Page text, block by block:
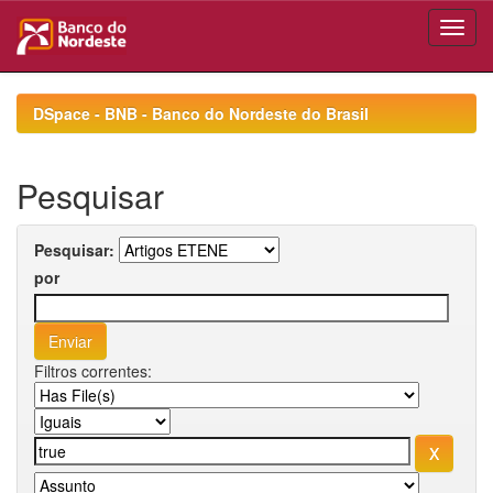
navigationDSpace - BNB - Banco do Nordeste do Brasil
Pesquisar
Pesquisar:
por
Filtros correntes: